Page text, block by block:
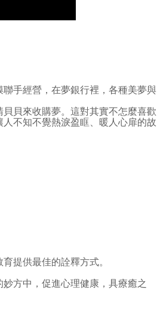
手經營，在夢銀行裡，各種美夢與
貝來收購夢。這對其實不怎麼喜歡
不知不覺熱淚盈眶、暖人心扉的故
提供最佳的詮釋方式。
方中，促進心理健康，具療癒之